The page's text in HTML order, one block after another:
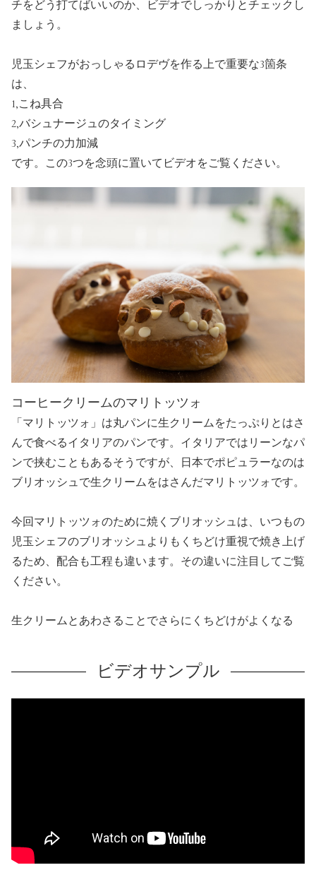
チをどう打てばいいのか、ビデオでしっかりとチェックし
ましょう。
児玉シェフがおっしゃるロデヴを作る上で重要な3箇条
は、
1,こね具合
2,バシュナージュのタイミング
3,パンチの力加減
です。この3つを念頭に置いてビデオをご覧ください。
コーヒークリームのマリトッツォ
「マリトッツォ」は丸パンに生クリームをたっぷりとはさ
んで食べるイタリアのパンです。イタリアではリーンなパ
ンで挟むこともあるそうですが、日本でポピュラーなのは
ブリオッシュで生クリームをはさんだマリトッツォです。
今回マリトッツォのために焼くブリオッシュは、いつもの
児玉シェフのブリオッシュよりもくちどけ重視で焼き上げ
るため、配合も工程も違います。その違いに注目してご覧
ください。
生クリームとあわさることでさらにくちどけがよくなる
ビデオサンプル